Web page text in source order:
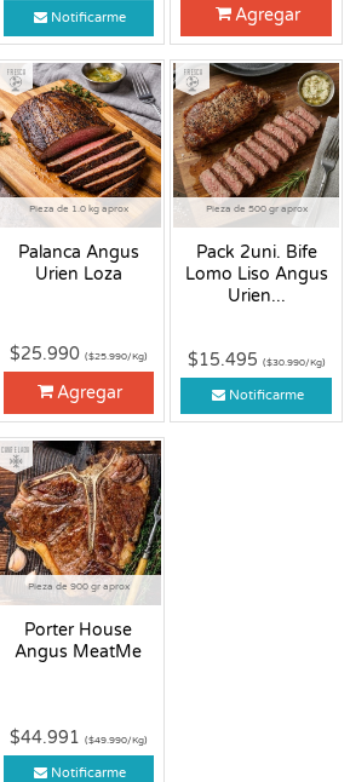
Notificarme Agregar
Pieza de 1.0 kg aprox
Palanca Angus
Urien Loza
Fresco
$25.990 ($25.990/Kg)
Agregar
Pieza de 500 gr aprox
Pack 2uni. Bife
Lomo Liso Angus
Urien...
Fresco
$15.495 ($30.990/Kg)
Notificarme
Pieza de 900 gr aprox
Porter House
Angus MeatMe
Congelado
$44.991 ($49.990/Kg)
Notificarme